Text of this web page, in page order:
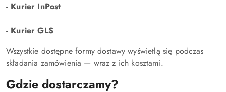
- Kurier InPost
- Kurier GLS
Wszystkie dostępne formy dostawy wyświetlą się podczas
składania zamówienia — wraz z ich kosztami.
Gdzie dostarczamy?